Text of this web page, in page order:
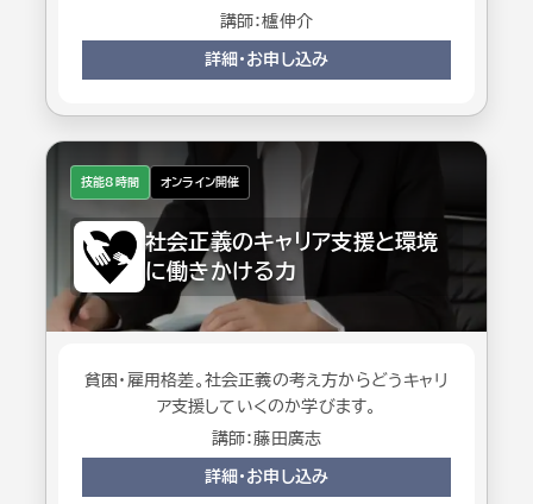
講師：櫨伸介
詳細・お申し込み
技能8時間 オンライン開催
社会正義のキャリア支援と環境
に働きかける力
貧困・雇用格差。社会正義の考え方からどうキャリ
ア支援していくのか学びます。
講師：藤田廣志
詳細・お申し込み